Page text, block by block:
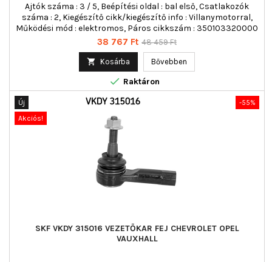
Ajtók száma : 3 / 5, Beépítési oldal : bal első, Csatlakozók
száma : 2, Kiegészítő cikk/kiegészítő info : Villanymotorral,
Működési mód : elektromos, Páros cikkszám : 350103320000
Ár
38 767 Ft Normál
48 459 Ft
 Kosárba Bővebben
 Raktáron
-55%
Új
Akciós!
SKF VKDY 315016 VEZETŐKAR FEJ CHEVROLET OPEL
VAUXHALL